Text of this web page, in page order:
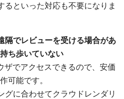
るといった対応も不要になりま
隔でレビューを受ける場合があ
ち歩いていない
でアクセスできるので、安価
可能です。
グに合わせてクラウドレンダリ